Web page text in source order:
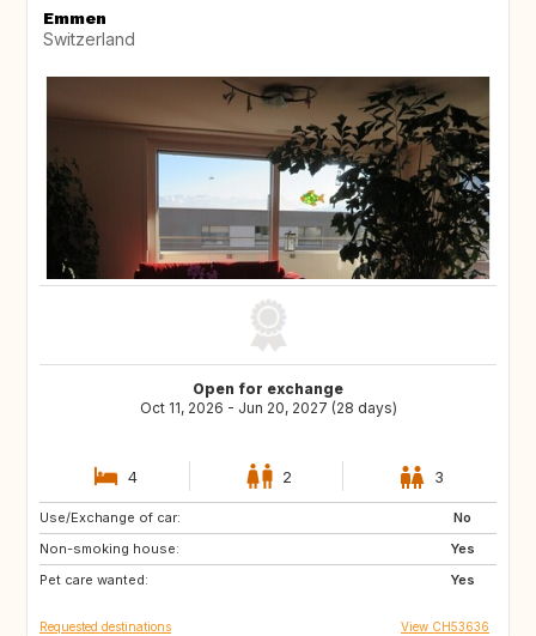
Emmen
Switzerland
Open for exchange
Oct 11, 2026 - Jun 20, 2027 (28 days)
4 2 3
Use/Exchange of car:
No
Non-smoking house:
Yes
Pet care wanted:
Yes
CH
DE
IT
Requested destinations View CH53636